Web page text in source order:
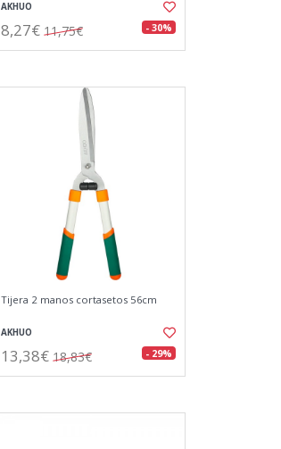
AKHUO
8,27€ 11,75€ - 30%
Tijera 2 manos cortasetos 56cm
AKHUO
13,38€ 18,83€ - 29%